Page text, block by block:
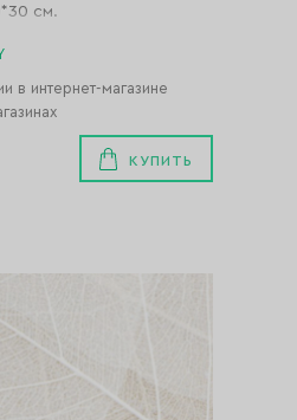
см.
в интернет-магазине
КУПИТЬ